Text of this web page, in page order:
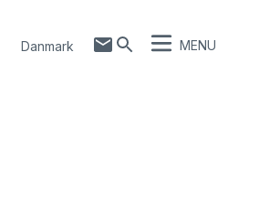
Danmark MENU